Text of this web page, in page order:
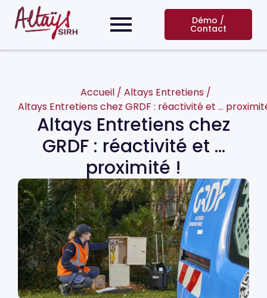
Démo /
Contact
Accueil / Altays Entretiens /
Altays Entretiens chez GRDF : réactivité et …
Altays Entretiens chez
GRDF : réactivité et …
proximité !